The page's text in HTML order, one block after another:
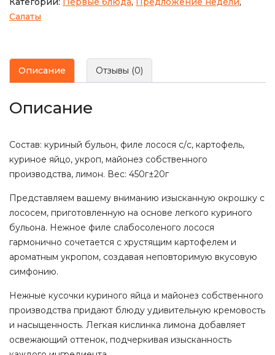
Салаты
Описание Отзывы (0)
Описание
Состав: куриный бульон, филе лосося с/с, картофель,
куриное яйцо, укроп, майонез собственного
производства, лимон. Вес: 450г±20г
Представляем вашему вниманию изысканную окрошку с
лососем, приготовленную на основе легкого куриного
бульона. Нежное филе слабосоленого лосося
гармонично сочетается с хрустящим картофелем и
ароматным укропом, создавая неповторимую вкусовую
симфонию.
Нежные кусочки куриного яйца и майонез собственного
производства придают блюду удивительную кремовость
и насыщенность. Легкая кислинка лимона добавляет
освежающий оттенок, подчеркивая изысканность